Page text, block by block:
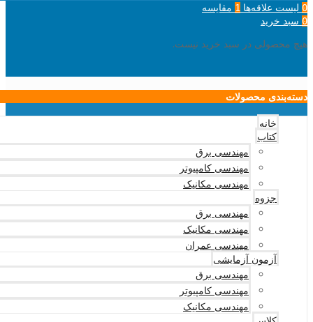
0 لیست علاقه‌ها 1 مقایسه
0 سبد خرید
هیچ محصولی در سبد خرید نیست.
دسته‌بندی محصولات
خانه
کتاب
مهندسی برق
مهندسی کامپیوتر
مهندسی مکانیک
جزوه
مهندسی برق
مهندسی مکانیک
مهندسی عمران
آزمون آزمایشی
مهندسی برق
مهندسی کامپیوتر
مهندسی مکانیک